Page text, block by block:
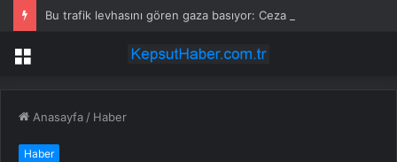
Menü
Anasayfa / Haber
Haber